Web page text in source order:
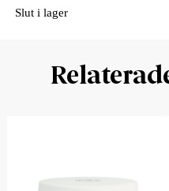
Slut i lager